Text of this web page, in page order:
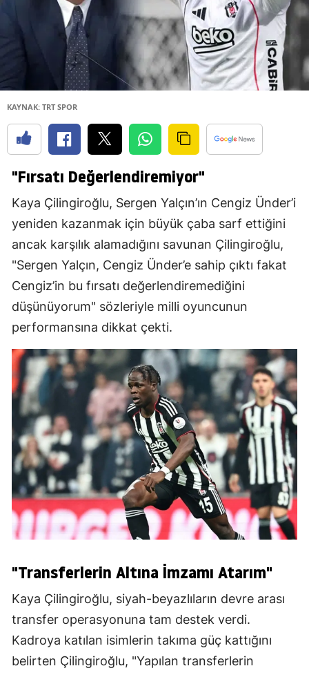
KAYNAK: TRT SPOR
"Fırsatı Değerlendiremiyor"
Kaya Çilingiroğlu, Sergen Yalçın’ın Cengiz Ünder’i
yeniden kazanmak için büyük çaba sarf ettiğini
ancak karşılık alamadığını savunan Çilingiroğlu,
"Sergen Yalçın, Cengiz Ünder’e sahip çıktı fakat
Cengiz’in bu fırsatı değerlendiremediğini
düşünüyorum" sözleriyle milli oyuncunun
performansına dikkat çekti.
"Transferlerin Altına İmzamı Atarım"
Kaya Çilingiroğlu, siyah-beyazlıların devre arası
transfer operasyonuna tam destek verdi.
Kadroya katılan isimlerin takıma güç kattığını
belirten Çilingiroğlu, "Yapılan transferlerin